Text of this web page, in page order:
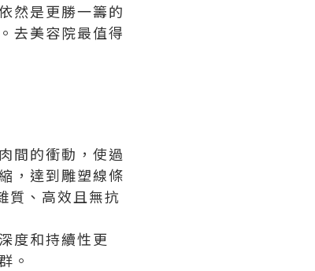
然是更勝一籌的
去美容院最值得
間的衝動，使過
，達到雕塑線條
質、高效且無抗
度和持續性更
。